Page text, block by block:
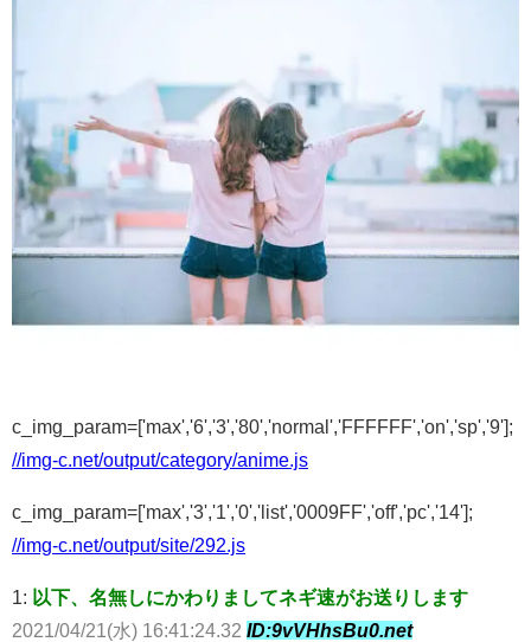
c_img_param=['max','6','3','80','normal','FFFFFF','on','sp','9'];
//img-c.net/output/category/anime.js
c_img_param=['max','3','1','0','list','0009FF','off','pc','14'];
//img-c.net/output/site/292.js
1: 以下、名無しにかわりましてネギ速がお送りします
2021/04/21(水) 16:41:24.32 ID:9vVHhsBu0.net